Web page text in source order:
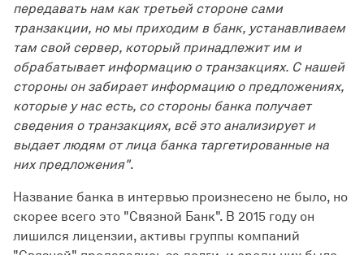
передавать нам как третьей стороне сами
транзакции, но мы приходим в банк, устанавливаем
там свой сервер, который принадлежит им и
обрабатывает информацию о транзакциях. С нашей
стороны он забирает информацию о предложениях,
которые у нас есть, со стороны банка получает
сведения о транзакциях, всё это анализирует и
выдает людям от лица банка таргетированные на
них предложения".
Название банка в интервью произнесено не было, но
скорее всего это "Связной Банк". В 2015 году он
лишился лицензии, активы группы компаний